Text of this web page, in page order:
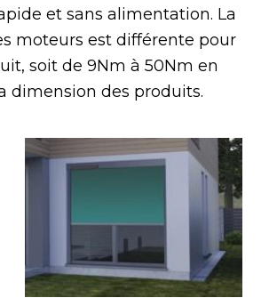
et sans alimentation. La
moteurs est différente pour
soit de 9Nm à 50Nm en
dimension des produits.